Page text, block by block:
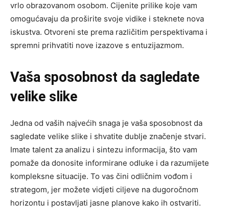
vrlo obrazovanom osobom. Cijenite prilike koje vam
omogućavaju da proširite svoje vidike i steknete nova
iskustva. Otvoreni ste prema različitim perspektivama i
spremni prihvatiti nove izazove s entuzijazmom.
Vaša sposobnost da sagledate
velike slike
Jedna od vaših najvećih snaga je vaša sposobnost da
sagledate velike slike i shvatite dublje značenje stvari.
Imate talent za analizu i sintezu informacija, što vam
pomaže da donosite informirane odluke i da razumijete
kompleksne situacije. To vas čini odličnim vođom i
strategom, jer možete vidjeti ciljeve na dugoročnom
horizontu i postavljati jasne planove kako ih ostvariti.